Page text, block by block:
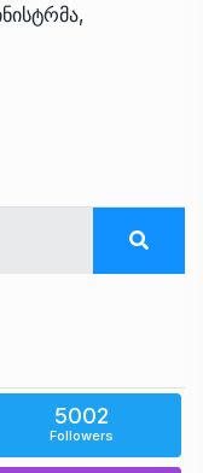
5002
Followers